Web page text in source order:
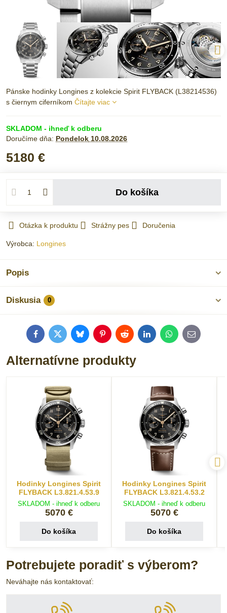
Pánske hodinky Longines z kolekcie Spirit FLYBACK (L38214536)
s čiernym ciferníkom Čítajte viac
SKLADOM - ihneď k odberu
Doručíme dňa: Pondelok 10.08.2026
5180 €
Do košíka
Otázka k produktu Strážny pes Doručenia
Výrobca: Longines
Popis
Diskusia 0
FacebookTwitterBlueskyPinterestRedditLinkedInWhatsApp
E-
mail
Alternatívne produkty
Hodinky Longines Spirit
FLYBACK L3.821.4.53.9
SKLADOM - ihneď k odberu
5070 €
Do košíka
Hodinky Longines Spirit
FLYBACK L3.821.4.53.2
SKLADOM - ihneď k odberu
5070 €
Do košíka
Potrebujete poradiť s výberom?
Neváhajte nás kontaktovať: